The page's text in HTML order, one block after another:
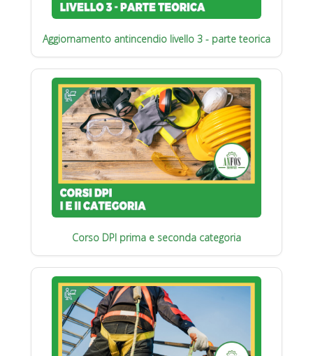
Aggiornamento antincendio livello 3 - parte teorica
Corso DPI prima e seconda categoria